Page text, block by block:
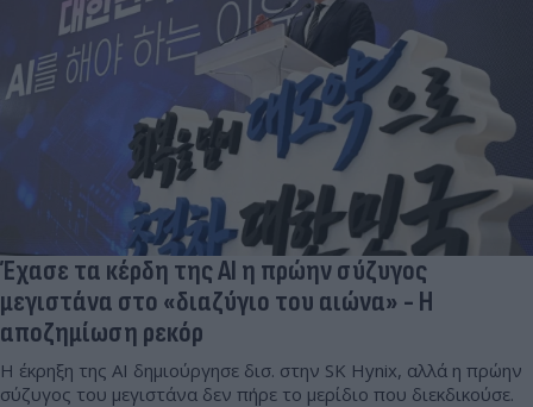
Έχασε τα κέρδη της AI η πρώην σύζυγος
μεγιστάνα στο «διαζύγιο του αιώνα» - Η
αποζημίωση ρεκόρ
Η έκρηξη της AI δημιούργησε δισ. στην SK Hynix, αλλά η πρώην
σύζυγος του μεγιστάνα δεν πήρε το μερίδιο που διεκδικούσε.